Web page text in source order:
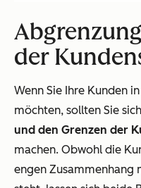
der
Wenn Sie Ihre Kunden
möchten, sollten Sie
und den Grenzen der
machen. Obwohl die
engen